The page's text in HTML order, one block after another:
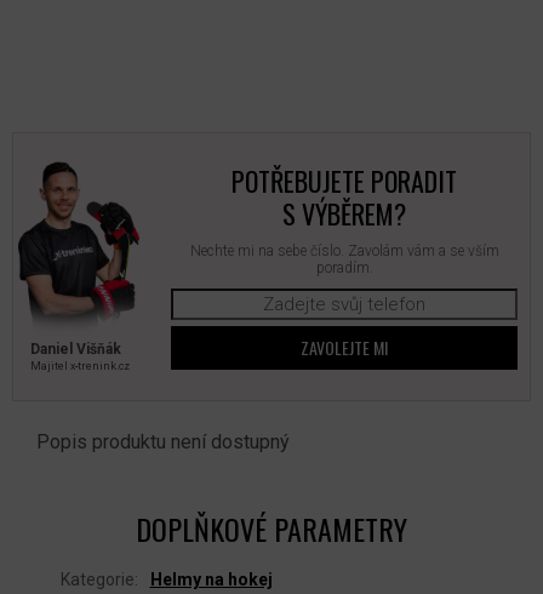
Daniel Višňák
Majitel x‑trenink.cz
POTŘEBUJETE PORADIT
S VÝBĚREM?
Nechte mi na sebe číslo. Zavolám vám a se vším
poradím.
ZAVOLEJTE MI
Popis produktu není dostupný
DOPLŇKOVÉ PARAMETRY
Kategorie: Helmy na hokej